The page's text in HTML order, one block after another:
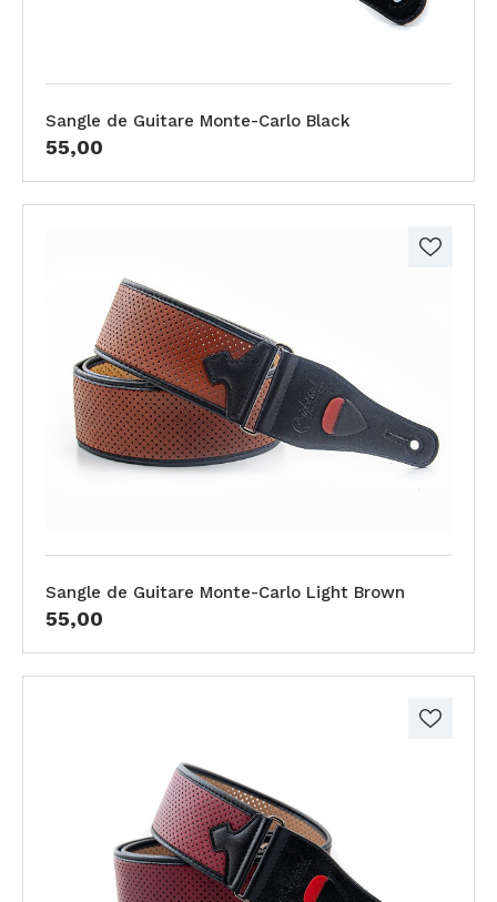
Sangle de Guitare Monte-Carlo Black
55,00
Sangle de Guitare Monte-Carlo Light Brown
55,00